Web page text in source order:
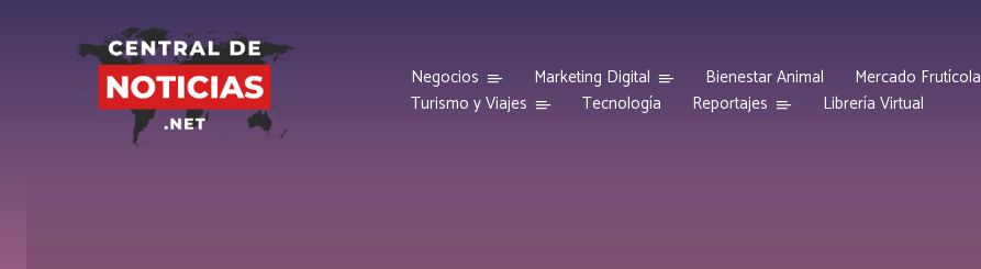
Negocios Marketing Digital Bienestar Animal
Mercado Frutícola
Turismo y Viajes
Tecnología Reportajes Librería Virtual